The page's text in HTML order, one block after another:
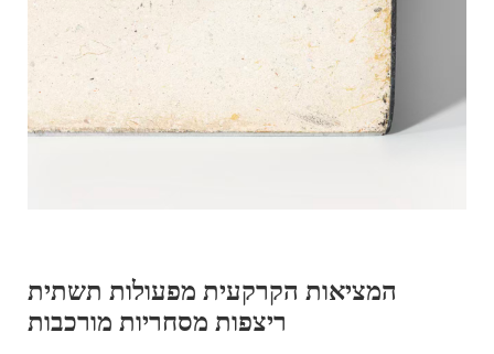
המציאות הקרקעית מפעולות תשתית
ריצפות מסחריות מורכבות